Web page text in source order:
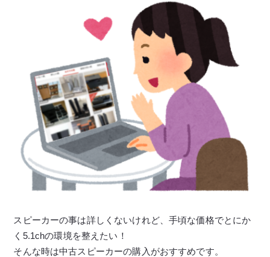
スピーカーの事は詳しくないけれど、手頃な価格でとにか
く5.1chの環境を整えたい！
そんな時は中古スピーカーの購入がおすすめです。